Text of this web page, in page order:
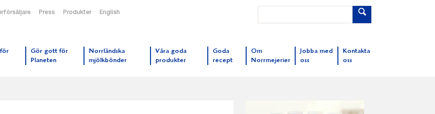
Press Produkter English
Gör gott för
Planeten
Norrländska
mjölkbönder
Våra goda
produkter
Goda
recept
Om
Norrmejerier
Jobba med
oss
Kontakta
oss